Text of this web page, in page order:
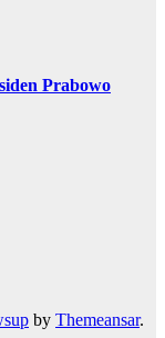
Prabowo
by Themeansar.